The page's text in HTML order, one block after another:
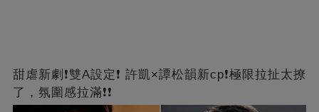
甜虐新劇❗雙A設定❗ 許凱×譚松韻新cp❗️極限拉扯太撩
了，氛圍感拉滿❗❗